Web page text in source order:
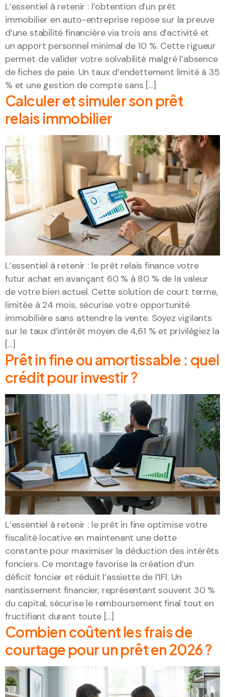
L’essentiel à retenir : l’obtention d’un prêt
immobilier en auto-entreprise repose sur la preuve
d’une stabilité financière via trois ans d’activité et
un apport personnel minimal de 10 %. Cette rigueur
permet de valider votre solvabilité malgré l’absence
de fiches de paie. Un taux d’endettement limité à 35
% et une gestion de compte sans […]
Calculer et simuler son prêt
relais immobilier
L’essentiel à retenir : le prêt relais finance votre
futur achat en avançant 60 % à 80 % de la valeur
de votre bien actuel. Cette solution de court terme,
limitée à 24 mois, sécurise votre opportunité
immobilière sans attendre la vente. Soyez vigilants
sur le taux d’intérêt moyen de 4,61 % et privilégiez la
[…]
Prêt in fine ou amortissable : quel
crédit pour investir ?
L’essentiel à retenir : le prêt in fine optimise votre
fiscalité locative en maintenant une dette
constante pour maximiser la déduction des intérêts
fonciers. Ce montage favorise la création d’un
déficit foncier et réduit l’assiette de l’IFI. Un
nantissement financier, représentant souvent 30 %
du capital, sécurise le remboursement final tout en
fructifiant durant toute […]
Combien coûtent les frais de
courtage pour un prêt en 2026 ?